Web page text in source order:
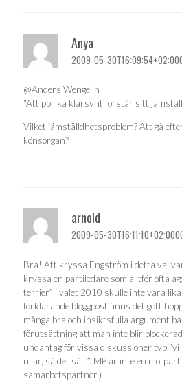
Anya
2009-05-
@Anders Wengelin
“Att pp lika klarsynt förstår sitt
Vilket jämställdhetsproblem? Att gå
könsorgan?
arnold
2009-05-
Bra! Att kryssa Engström i detta val
kryssa en partiledare som alltför ofta
terrier” i valet 2010 skulle inte vara
förklarande bloggpost finns det gott
många bra och insiktsfulla argument
förutsättning att man inte blir
undantag för vissa diskussioner typ
ni är, så det så…”. MP är inte en
samarbetspartner.)